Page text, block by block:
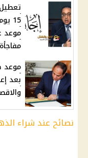
15
موعد
بعد
نصائح عند شراء